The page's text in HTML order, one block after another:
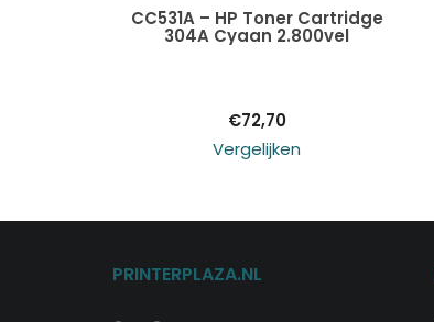
Toevoegen aan
CC531A – HP Toner Cartridge
304A Cyaan 2.800vel
€72,70
Vergelijken
PRINTERPLAZA.NL